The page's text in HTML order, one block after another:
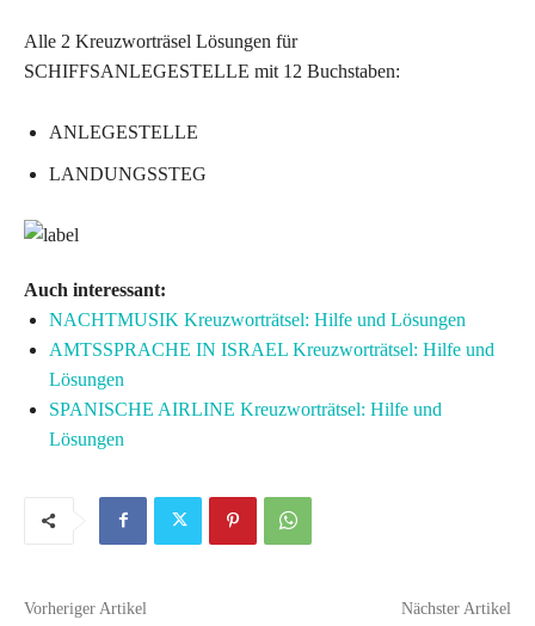
Alle 2 Kreuzworträsel Lösungen für
SCHIFFSANLEGESTELLE mit 12 Buchstaben:
ANLEGESTELLE
LANDUNGSSTEG
Auch interessant:
NACHTMUSIK Kreuzworträtsel: Hilfe und Lösungen
AMTSSPRACHE IN ISRAEL Kreuzworträtsel: Hilfe und
Lösungen
SPANISCHE AIRLINE Kreuzworträtsel: Hilfe und
Lösungen
Vorheriger Artikel Nächster Artikel